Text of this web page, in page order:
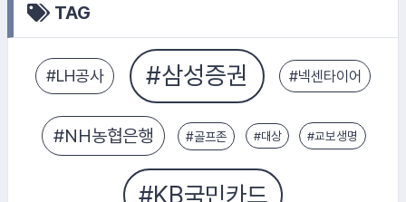
TAG
#골프존
#S-OIL